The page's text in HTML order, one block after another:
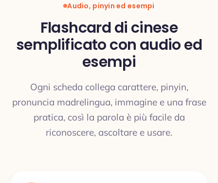
Audio, pinyin ed esempi
Flashcard di cinese
semplificato con audio ed
esempi
Ogni scheda collega carattere, pinyin,
pronuncia madrelingua, immagine e una frase
pratica, così la parola è più facile da
riconoscere, ascoltare e usare.